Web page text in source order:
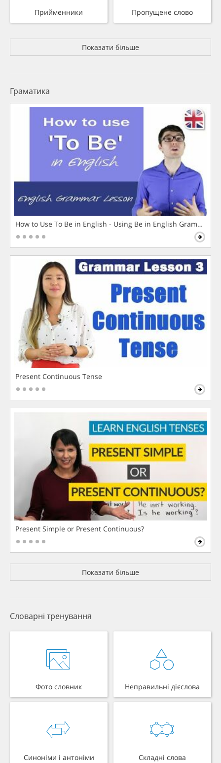
Прийменники Пропущене слово
Показати більше
Граматика
How to Use To Be in English - Using Be in English Grammar
Present Continuous Tense
Present Simple or Present Continuous?
Показати більше
Словарні тренування
Фото словник Неправильні дієслова
Синоніми і антоніми Складні слова